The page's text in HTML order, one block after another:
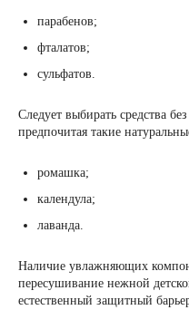
парабенов;
фталатов;
сульфатов.
Следует выбирать средства
предпочитая такие
ромашка;
календула;
лаванда.
Наличие увлажняющих
пересушивание нежной
естественный защитный